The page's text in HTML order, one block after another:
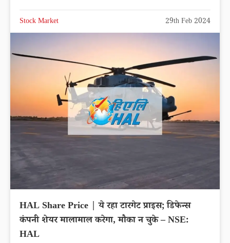
Stock Market 29th Feb 2024
HAL Share Price | ये रहा टारगेट प्राइस; डिफेन्स
कंपनी शेयर मालामाल करेगा, मौका न चुके – NSE:
HAL